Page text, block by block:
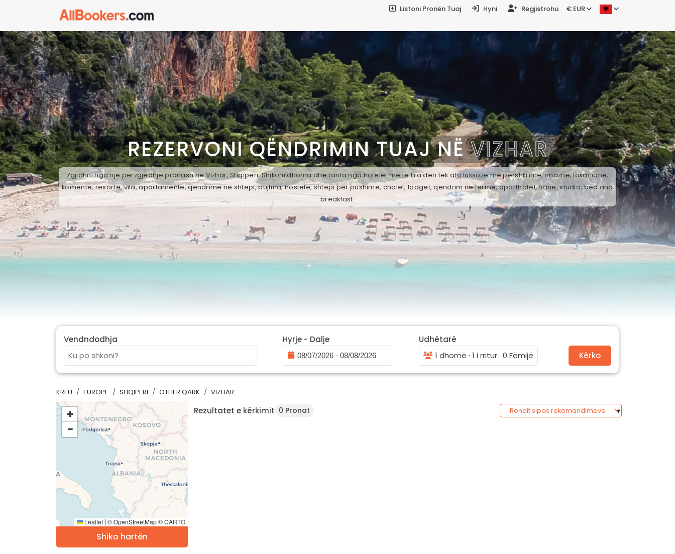
Listoni Pronën Tuaj Hyni Regjistrohu € EUR
REZERVONI QËNDRIMIN TUAJ NËVIZHAR
Zgjidhni nga një përzgjedhje pronash në Vizhar, Shqipëri. Shikoni dhoma dhe tarifa nga hotelet më të lira deri tek ato luksoze me përshkrime, imazhe, lokacione,
komente, resorte, vila, apartamente, qëndrime në shtëpi, bujtina, hostele, shtepi per pushime, chalet, lodget, qëndrim në fermë, aparthotel, hanë, studio, bed and
breakfast.
Vendndodhja Hyrje - Dalje
Udhëtarë
1 dhomë · 1 i rritur · 0 Fëmijë
Kërko
KREU EUROPË SHQIPËRI OTHER QARK VIZHAR
+
−
Leaflet | © OpenStreetMap © CARTO
Shiko hartën
Rezultatet e kërkimit 0 Pronat